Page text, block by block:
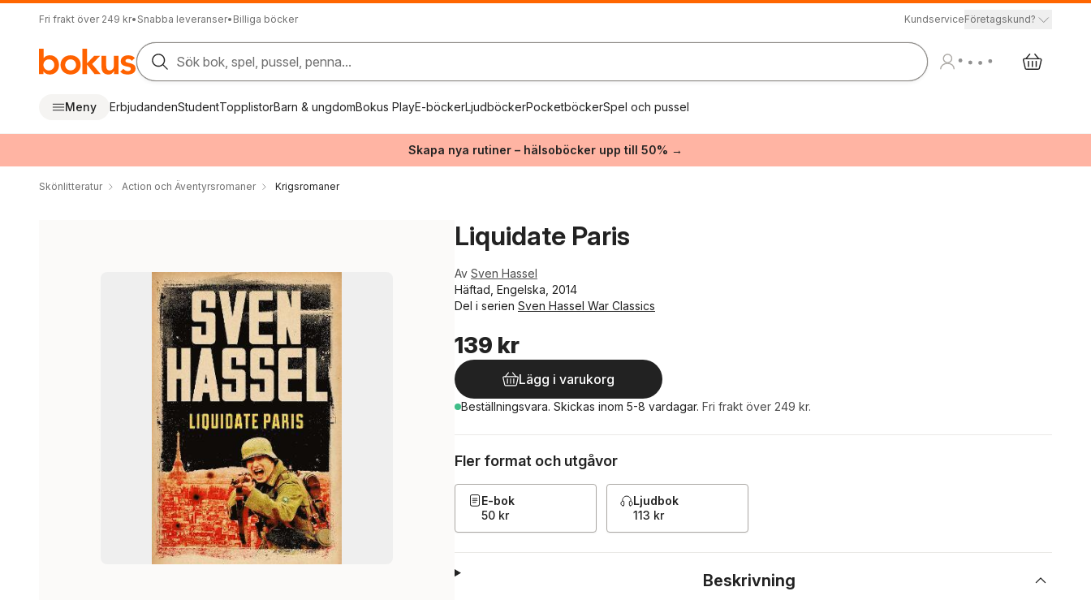
Fri frakt över 249 kr• Snabba leveranser• Billiga böcker KundserviceFöretagskund?
Sök bok, spel, pussel, penna...
Meny ErbjudandenStudentTopplistorBarn & ungdomBokus PlayE-böckerLjudböckerPocketböckerSpel och pussel
Skapa nya rutiner – hälsoböcker upp till 50% →
Skönlitteratur Action och Äventyrsromaner Krigsromaner
Liquidate Paris
Av Sven Hassel
Häftad, Engelska, 2014
Del i serien Sven Hassel War Classics
139 kr
Lägg i varukorg
Beställningsvara. Skickas inom 5-8 vardagar. Fri frakt över 249 kr.
Fler format och utgåvor
E-bok
50 kr
Ljudbok
113 kr
Beskrivning